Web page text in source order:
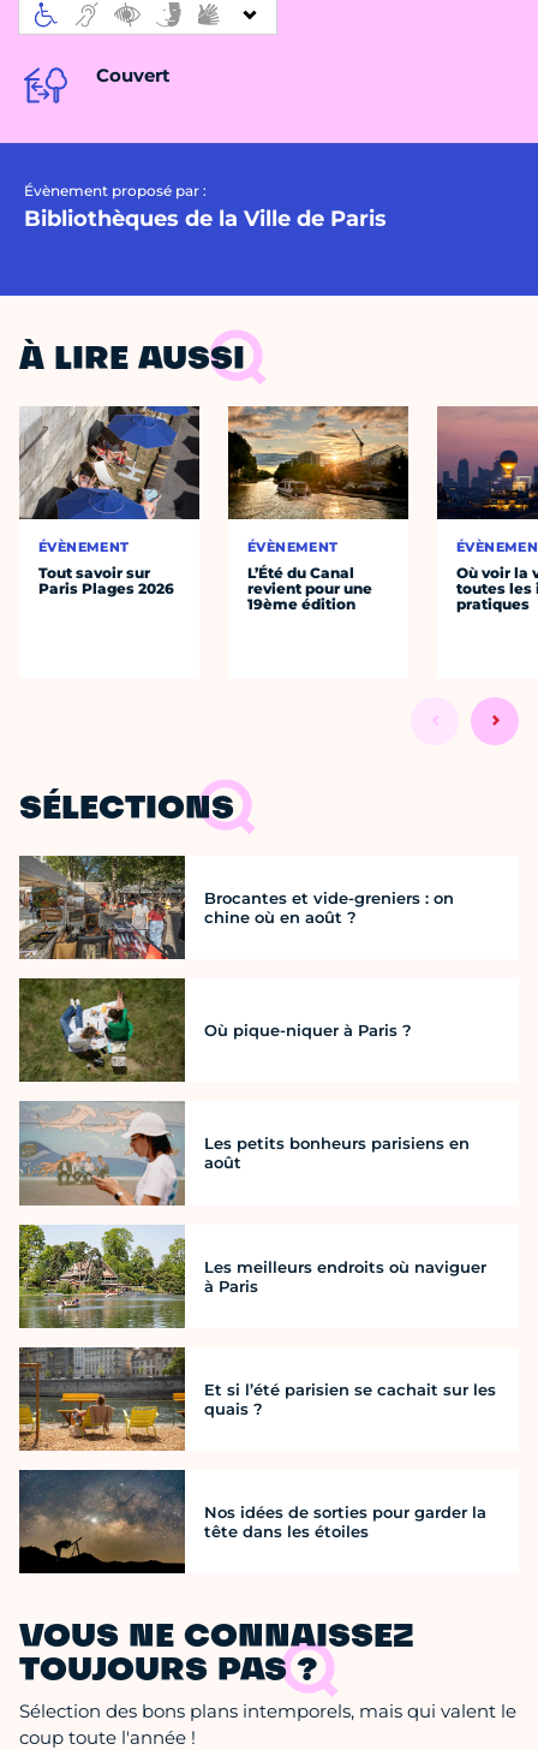
Couvert
Évènement proposé par :
Bibliothèques de la Ville de Paris
À LIRE AUSSI
ÉVÈNEMENT
Tout savoir sur
Paris Plages 2026
ÉVÈNEMENT
L’Été du Canal
revient pour une
19ème édition
Où voir la
toutes les
pratiques
SÉLECTIONS
Brocantes et vide-greniers : on
chine où en août ?
Où pique-niquer à Paris ?
Les petits bonheurs parisiens en
août
Les meilleurs endroits où naviguer
à Paris
Et si l’été parisien se cachait sur les
quais ?
Nos idées de sorties pour garder la
tête dans les étoiles
VOUS NE CONNAISSEZ
TOUJOURS PAS ?
Sélection des bons plans intemporels, mais qui valent le
coup toute l'année !